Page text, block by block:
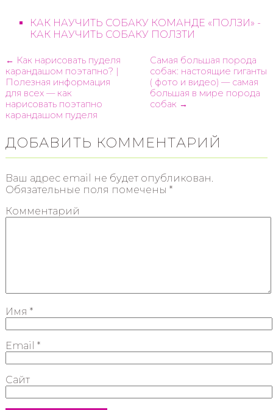
КАК НАУЧИТЬ СОБАКУ КОМАНДЕ «ПОЛЗИ» -
КАК НАУЧИТЬ СОБАКУ ПОЛЗТИ
← Как нарисовать пуделя
карандашом поэтапно? |
Полезная информация
для всех — как
нарисовать поэтапно
карандашом пуделя
Самая большая порода
собак: настоящие гиганты
( фото и видео) — самая
большая в мире порода
собак →
ДОБАВИТЬ КОММЕНТАРИЙ
Ваш адрес email не будет опубликован.
Обязательные поля помечены *
Комментарий
Имя *
Email *
Сайт